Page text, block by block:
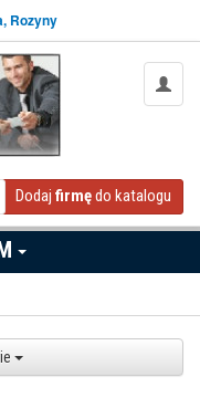
Rozyny
Dodaj firmędo katalogu